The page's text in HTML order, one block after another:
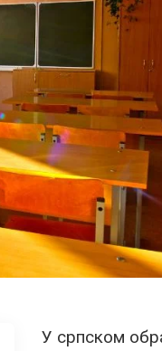
У српском